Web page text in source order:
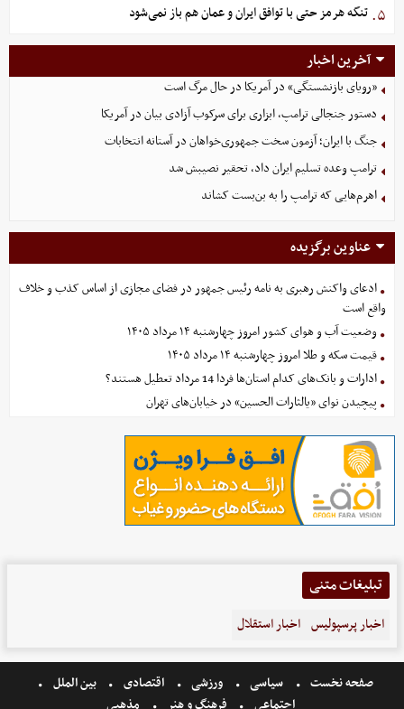
۵. تنگه هرمز حتی با توافق ایران و عمان هم باز نمی‌شود
آخرین اخبار
«رویای بازنشستگی» در آمریکا در حال مرگ است
دستور جنجالی ترامپ، ابزاری برای سرکوب آزادی بیان در آمریکا
جنگ با ایران؛ آزمون سخت جمهوری‌خواهان در آستانه انتخابات
ترامپ وعده تسلیم ایران داد، تحقیر نصیبش شد
اهرم‌هایی که ترامپ را به بن‌بست کشاند
عناوین برگزیده
ادعای واکنش رهبری به نامه رئیس جمهور در فضای مجازی از اساس کذب و خلاف
واقع است
وضعیت آب و هوای کشور امروز چهارشنبه ۱۴ مرداد ۱۴۰۵
قیمت سکه و طلا امروز چهارشنبه ۱۴ مرداد ۱۴۰۵
ادارات و بانک‌های کدام استان‌ها فردا 14 مرداد تعطیل هستند؟
پیچیدن نوای «یالثارات الحسین» در خیابان‌های تهران
تبلیغات متنی
اخبار پرسپولیس اخبار استقلال
صفحه نخست سیاسی ورزشی اقتصادی
بین الملل